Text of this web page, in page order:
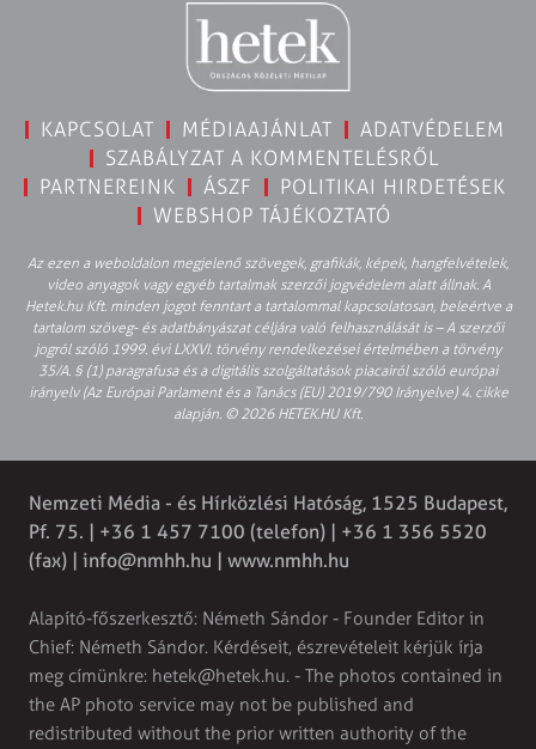
KAPCSOLAT MÉDIAAJÁNLAT
ADATVÉDELEM
SZABÁLYZAT A KOMMENTELÉSRŐL
PARTNEREINK
ÁSZF
POLITIKAI HIRDETÉSEK
WEBSHOP TÁJÉKOZTATÓ
Az ezen a weboldalon megjelenő szövegek, grafikák, képek, hangfelvételek,
video anyagok vagy egyéb tartalmak szerzői jogvédelem alatt állnak. A
Hetek.hu Kft. minden jogot fenntart a tartalommal kapcsolatosan, beleértve a
tartalom szöveg- és adatbányászat céljára való felhasználását is – A szerzői
jogról szóló 1999. évi LXXVI. törvény rendelkezései értelmében a törvény
35/A. § (1) paragrafusa és a digitális szolgáltatások piacairól szóló európai
irányelv (Az Európai Parlament és a Tanács (EU) 2019/790 Irányelve) 4. cikke
alapján. © 2026 HETEK.HU Kft.
Nemzeti Média - és Hírközlési Hatóság, 1525 Budapest,
Pf. 75. | +36 1 457 7100 (telefon) | +36 1 356 5520
(fax) | info@nmhh.hu | www.nmhh.hu
Alapító-főszerkesztő: Németh Sándor - Founder Editor in
Chief: Németh Sándor. Kérdéseit, észrevételeit kérjük írja
meg címünkre: hetek@hetek.hu. - The photos contained in
the AP photo service may not be published and
redistributed without the prior written authority of the